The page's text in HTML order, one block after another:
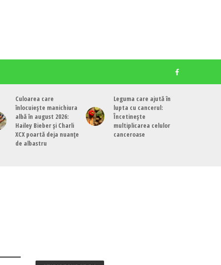
Culoarea care
înlocuiește manichiura
albă în august 2026:
Hailey Bieber și Charli
XCX poartă deja nuanțe
de albastru
Leguma care ajută în
lupta cu cancerul:
Încetinește
multiplicarea celulor
canceroase